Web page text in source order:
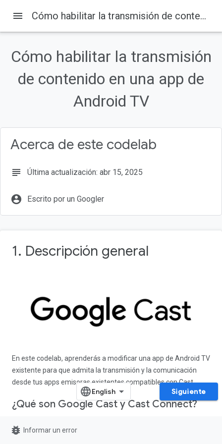
Página principal Productos Cast Codelabs
Qué aprenderás
menu Cómo habilitar la transmisión de contenido en una app de Android TV
Cómo habilitar la transmisión
de contenido en una app de
Android TV
Acerca de este codelab
subject Última actualización: abr 15, 2025
account_circle Escrito por un Googler
1. Descripción general
En este codelab, aprenderás a modificar una app de Android TV
existente para que admita la transmisión y la comunicación
desde tus apps emisoras existentes compatibles con Cast.
¿Qué son Google Cast y Cast Connect?
Google Cast permite a los usuarios transmitir contenido desde
un dispositivo móvil a una TV. Una sesión típica de Google Cast
Siguiente
bug_report Informar un error